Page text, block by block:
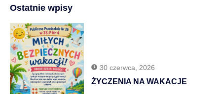
Ostatnie wpisy
30 czerwca, 2026
ŻYCZENIA NA WAKACJE